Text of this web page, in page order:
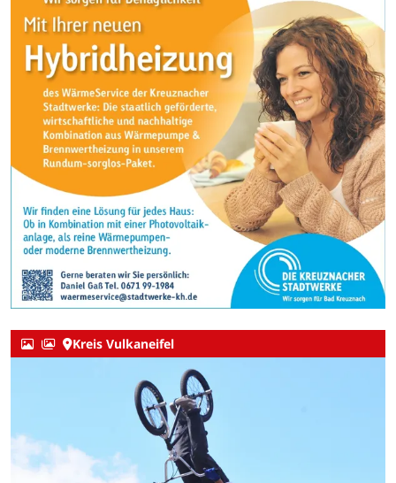
Kreis Vulkaneifel